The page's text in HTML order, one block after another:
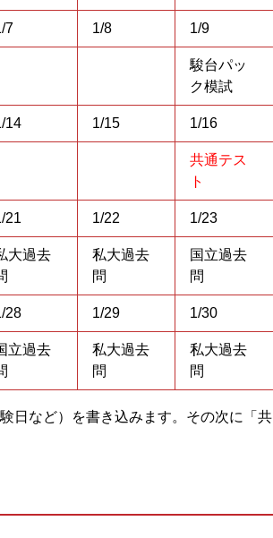
7 1/8 1/9
駿台パッ
ク模試
14 1/15 1/16
共通テス
ト
21 1/22 1/23
大過去
私大過去
問
国立過去
問
28 1/29 1/30
立過去
私大過去
問
私大過去
問
日など）を書き込みます。その次に「共